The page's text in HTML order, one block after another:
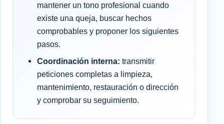
mantener un tono profesional cuando
existe una queja, buscar hechos
comprobables y proponer los siguientes
pasos.
Coordinación interna: transmitir
peticiones completas a limpieza,
mantenimiento, restauración o dirección
y comprobar su seguimiento.